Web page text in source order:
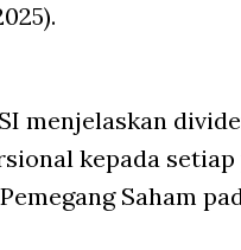
menjelaskan
kepada
Saham